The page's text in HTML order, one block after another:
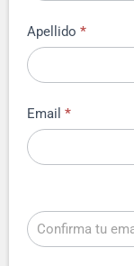
Apellido *
Email *